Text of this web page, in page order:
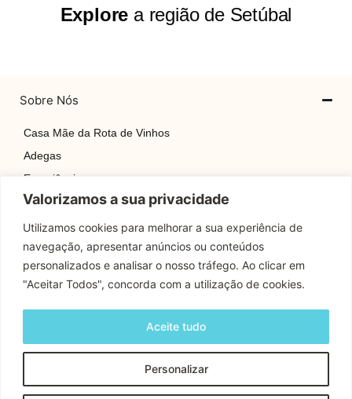
Valorizamos a sua privacidade
Utilizamos cookies para melhorar a sua experiência de
navegação, apresentar anúncios ou conteúdos
personalizados e analisar o nosso tráfego. Ao clicar em
"Aceitar Todos", concorda com a utilização de cookies.
Personalizar
Aceite tudo
Explore a região de Setúbal
Sobre Nós
Casa Mãe da Rota de Vinhos
Adegas
Experiências
Explore
Rotas
Contactos
Apoio Cliente